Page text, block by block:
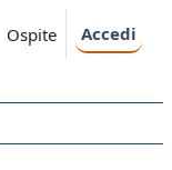
Ospite Accedi